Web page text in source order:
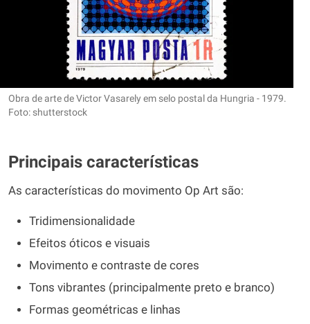
Obra de arte de Victor Vasarely em selo postal da Hungria - 1979.
Foto: shutterstock
Principais características
As características do movimento Op Art são:
Tridimensionalidade
Efeitos óticos e visuais
Movimento e contraste de cores
Tons vibrantes (principalmente preto e branco)
Formas geométricas e linhas